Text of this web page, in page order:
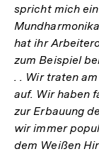
spricht mich
hat ihr
zum Beispiel
. . Wir traten
auf. Wir haben
zur Erbauung
wir immer
dem Weißen